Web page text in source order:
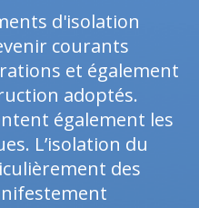
d'isolation
courants
et également
adoptés.
également les
L’isolation du
des